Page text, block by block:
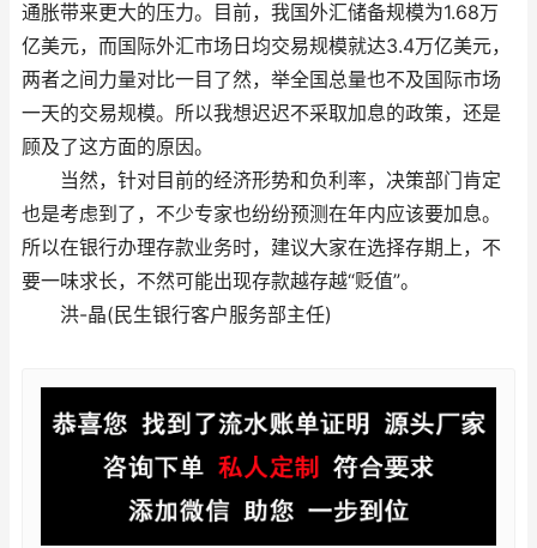
通胀带来更大的压力。目前，我国外汇储备规模为1.68万
亿美元，而国际外汇市场日均交易规模就达3.4万亿美元，
两者之间力量对比一目了然，举全国总量也不及国际市场
一天的交易规模。所以我想迟迟不采取加息的政策，还是
顾及了这方面的原因。
当然，针对目前的经济形势和负利率，决策部门肯定
也是考虑到了，不少专家也纷纷预测在年内应该要加息。
所以在银行办理存款业务时，建议大家在选择存期上，不
要一味求长，不然可能出现存款越存越“贬值”。
洪-晶(民生银行客户服务部主任)